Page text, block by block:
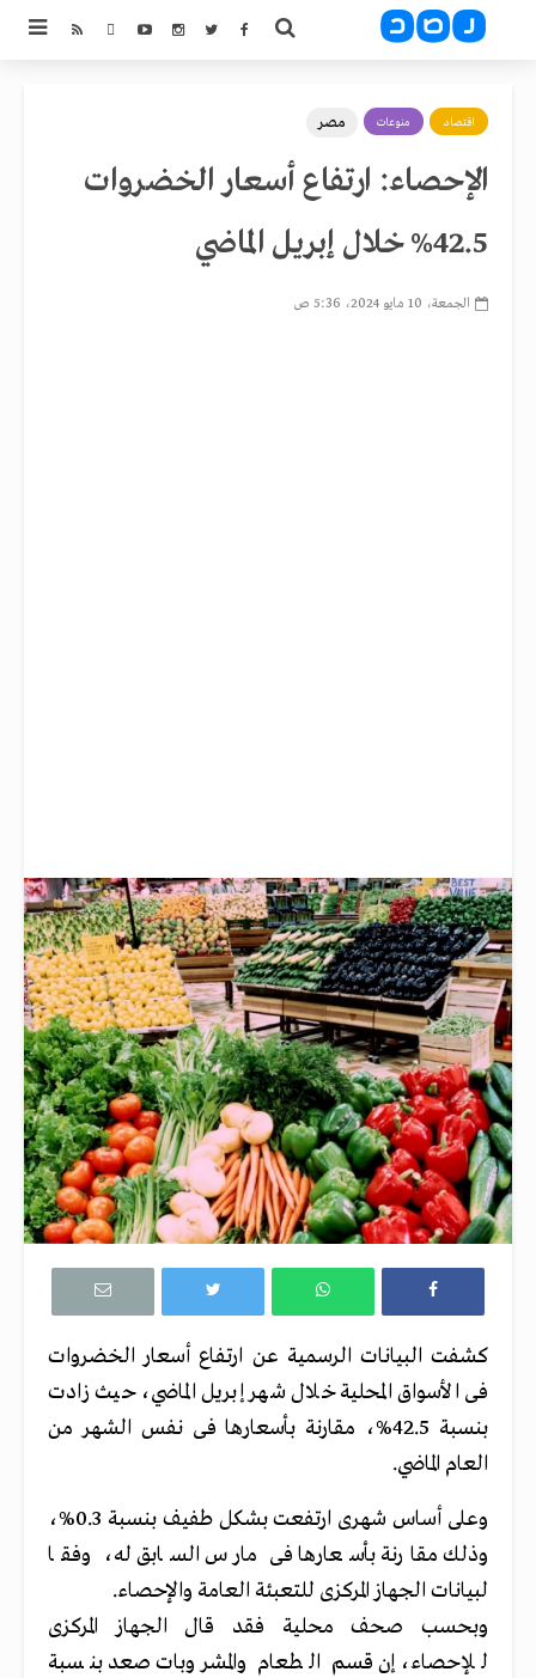
اقتصاد منوعات مصر
الإحصاء: ارتفاع أسعار الخضروات
42.5% خلال إبريل الماضي
الجمعة، 10 مايو 2024، 5:36 ص
كشفت البيانات الرسمية عن ارتفاع أسعار الخضروات
فى الأسواق المحلية خلال شهر إبريل الماضي، حيث زادت
بنسبة 42.5%، مقارنة بأسعارها فى نفس الشهر من
العام الماضي.
وعلى أساس شهرى ارتفعت بشكل طفيف بنسبة 0.3%،
وذلك مقارنة بأسعارها فى مارس السابق له، وفقا
لبيانات الجهاز المركزى للتعبئة العامة والإحصاء.
وبحسب صحف محلية فقد قال الجهاز المركزى
للإحصاء، إن قسم الطعام والمشروبات صعد بنسبة